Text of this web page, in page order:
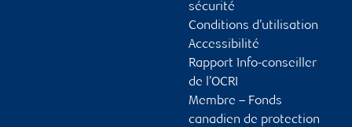
sécurité
Conditions d’utilisation
Accessibilité
Rapport Info-conseiller
de l’OCRI
Membre – Fonds
canadien de protection